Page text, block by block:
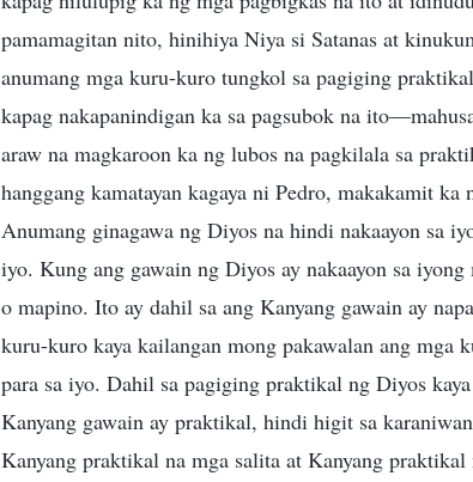
pamamagitan nito, hinihiya Niya si Satanas at
anumang mga kuru-kuro tungkol sa pagiging
kapag nakapanindigan ka sa pagsubok na
araw na magkaroon ka ng lubos na pagkilala sa
hanggang kamatayan kagaya ni Pedro, makakamit
Anumang ginagawa ng Diyos na hindi nakaayon sa
iyo. Kung ang gawain ng Diyos ay nakaayon sa
o mapino. Ito ay dahil sa ang Kanyang gawain ay
kuru-kuro kaya kailangan mong pakawalan ang mga
para sa iyo. Dahil sa pagiging praktikal ng Diyos
Kanyang gawain ay praktikal, hindi higit sa
Kanyang praktikal na mga salita at Kanyang